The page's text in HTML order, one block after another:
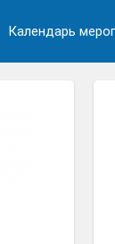
Календарь